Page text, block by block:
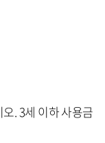
. 3세 이하 사용금